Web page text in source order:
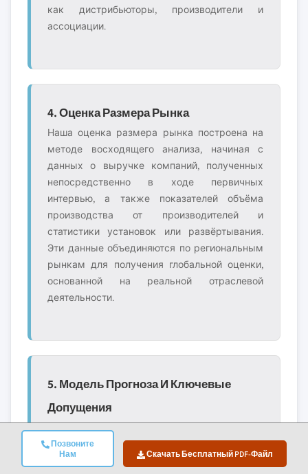
Позвоните
Нам
Скачать Бесплатный PDF-Файл
как дистрибьюторы, производители и
ассоциации.
4. Оценка Размера Рынка
Наша оценка размера рынка построена на
методе восходящего анализа, начиная с
данных о выручке компаний, полученных
непосредственно в ходе первичных
интервью, а также показателей объёма
производства от производителей и
статистики установок или развёртывания.
Эти данные объединяются по региональным
рынкам для получения глобальной оценки,
основанной на реальной отраслевой
деятельности.
5. Модель Прогноза И Ключевые
Допущения
Каждый прогноз включает явную
документацию следующего:
✓ Основные
✓ Сдерживающие